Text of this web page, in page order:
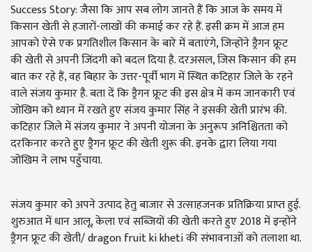
Success Story: जैसा कि आप सब लोग जानते हैं कि आज के समय में
किसान खेती से हजारों-लाखों की कमाई कर रहे हैं. इसी क्रम में आज हम
आपको ऐसे एक प्रगतिशील किसान के बारे में बताएंगे,जिन्होंने ड्रैगन फ्रूट
की खेती से अपनी जिंदगी को बदल दिया है. दरअसल,जिस किसान की हम
बात कर रहे हैं,वह बिहार के उत्तर-पूर्वी भाग में स्थित कटिहार जिले के रहने
वाले संजय कुमार है. बता दें कि ड्रैगन फ्रूट की इस क्षेत्र में कम जानकारी एवं
जोखिम को ध्यान में रखते हुए संजय कुमार सिंह ने इसकी खेती प्रारंभ की.
कटिहार जिले में संजय कुमार ने अपनी योजना के अनुरूप अनिश्चितता को
दरकिनार करते हुए ड्रैगन फ्रूट की खेती शुरू की. इनके द्वारा लिया गया
जोखिम ने लाभ पहुँचाया.
संजय कुमार को अपने उत्पाद हेतु बाजार से उत्साहजनक प्रतिक्रिया प्राप्त हुई.
शुरुआत में धान आलू, केला एवं सब्जियों की खेती करते हुए 2018 में इन्होंने
ड्रैगन फ्रूट की खेती/ dragon fruit ki kheti की संभावनाओं को तलाशा था.